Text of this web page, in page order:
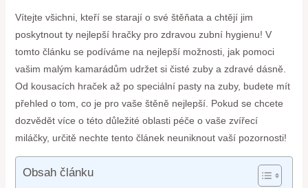
Vítejte všichni, kteří se starají o své štěňata a chtějí jim
poskytnout ty nejlepší hračky pro zdravou zubní hygienu! V
tomto článku se podíváme na nejlepší možnosti, jak pomoci
vašim malým kamarádům udržet si čisté zuby a zdravé dásně.
Od kousacích hraček až po speciální pasty na zuby, budete mít
přehled o tom, co je pro vaše štěně nejlepší. Pokud se chcete
dozvědět více o této důležité oblasti péče o vaše zvířecí
miláčky, určitě nechte tento článek neuniknout vaší pozornosti!
Obsah článku